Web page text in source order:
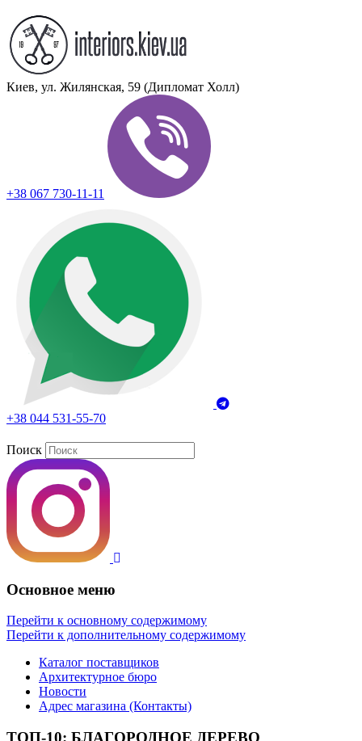
Киев, ул. Жилянская, 59 (Дипломат Холл)
+38 067 730-11-11
+38 044 531-55-70
Поиск
Основное меню
Перейти к основному содержимому
Перейти к дополнительному содержимому
Каталог поставщиков
Архитектурное бюро
Новости
Адрес магазина (Контакты)
ТОП-10: БЛАГОРОДНОЕ ДЕРЕВО